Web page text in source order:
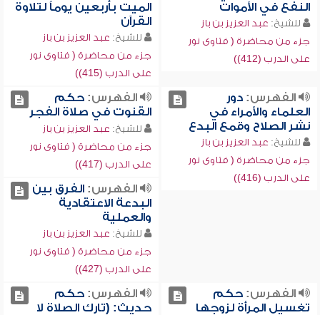
النفع في الأموات
للشيخ: عبد العزيز بن باز
جزء من محاضرة ( فتاوى نور
على الدرب (412))
الميت بأربعين يوماً لتلاوة
القرآن
للشيخ: عبد العزيز بن باز
جزء من محاضرة ( فتاوى نور
على الدرب (415))
الفهرس:دور
العلماء والأمراء في
نشر الصلاح وقمع البدع
للشيخ: عبد العزيز بن باز
جزء من محاضرة ( فتاوى نور
على الدرب (416))
الفهرس:حكم
القنوت في صلاة الفجر
للشيخ: عبد العزيز بن باز
جزء من محاضرة ( فتاوى نور
على الدرب (417))
الفهرس:الفرق بين
البدعة الاعتقادية
والعملية
للشيخ: عبد العزيز بن باز
جزء من محاضرة ( فتاوى نور
على الدرب (427))
الفهرس:حكم
تغسيل المرأة لزوجها
الفهرس:حكم
حديث: (تارك الصلاة لا